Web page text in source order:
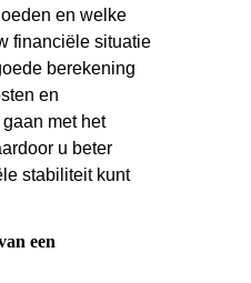
en welke
financiële situatie
berekening
en
met het
u beter
stabiliteit kunt
een